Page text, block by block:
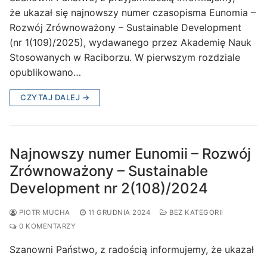
że ukazał się najnowszy numer czasopisma Eunomia –
Rozwój Zrównoważony – Sustainable Development
(nr 1(109)/2025), wydawanego przez Akademię Nauk
Stosowanych w Raciborzu. W pierwszym rozdziale
opublikowano…
CZYTAJ DALEJ →
Najnowszy numer Eunomii – Rozwój
Zrównoważony – Sustainable
Development nr 2(108)/2024
PIOTR MUCHA 11 GRUDNIA 2024
BEZ KATEGORII
0 KOMENTARZY
Szanowni Państwo, z radością informujemy, że ukazał